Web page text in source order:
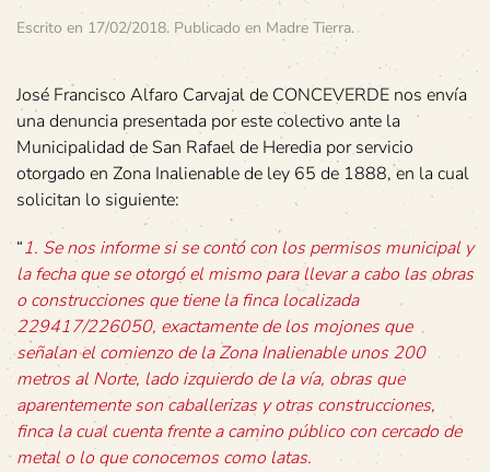
Escrito en 17/02/2018. Publicado en Madre Tierra.
José Francisco Alfaro Carvajal de CONCEVERDE nos envía
una denuncia presentada por este colectivo ante la
Municipalidad de San Rafael de Heredia por servicio
otorgado en Zona Inalienable de ley 65 de 1888, en la cual
solicitan lo siguiente:
“1. Se nos informe si se contó con los permisos municipal y
la fecha que se otorgó el mismo para llevar a cabo las obras
o construcciones que tiene la finca localizada
229417/226050, exactamente de los mojones que
señalan el comienzo de la Zona Inalienable unos 200
metros al Norte, lado izquierdo de la vía, obras que
aparentemente son caballerizas y otras construcciones,
finca la cual cuenta frente a camino público con cercado de
metal o lo que conocemos como latas.